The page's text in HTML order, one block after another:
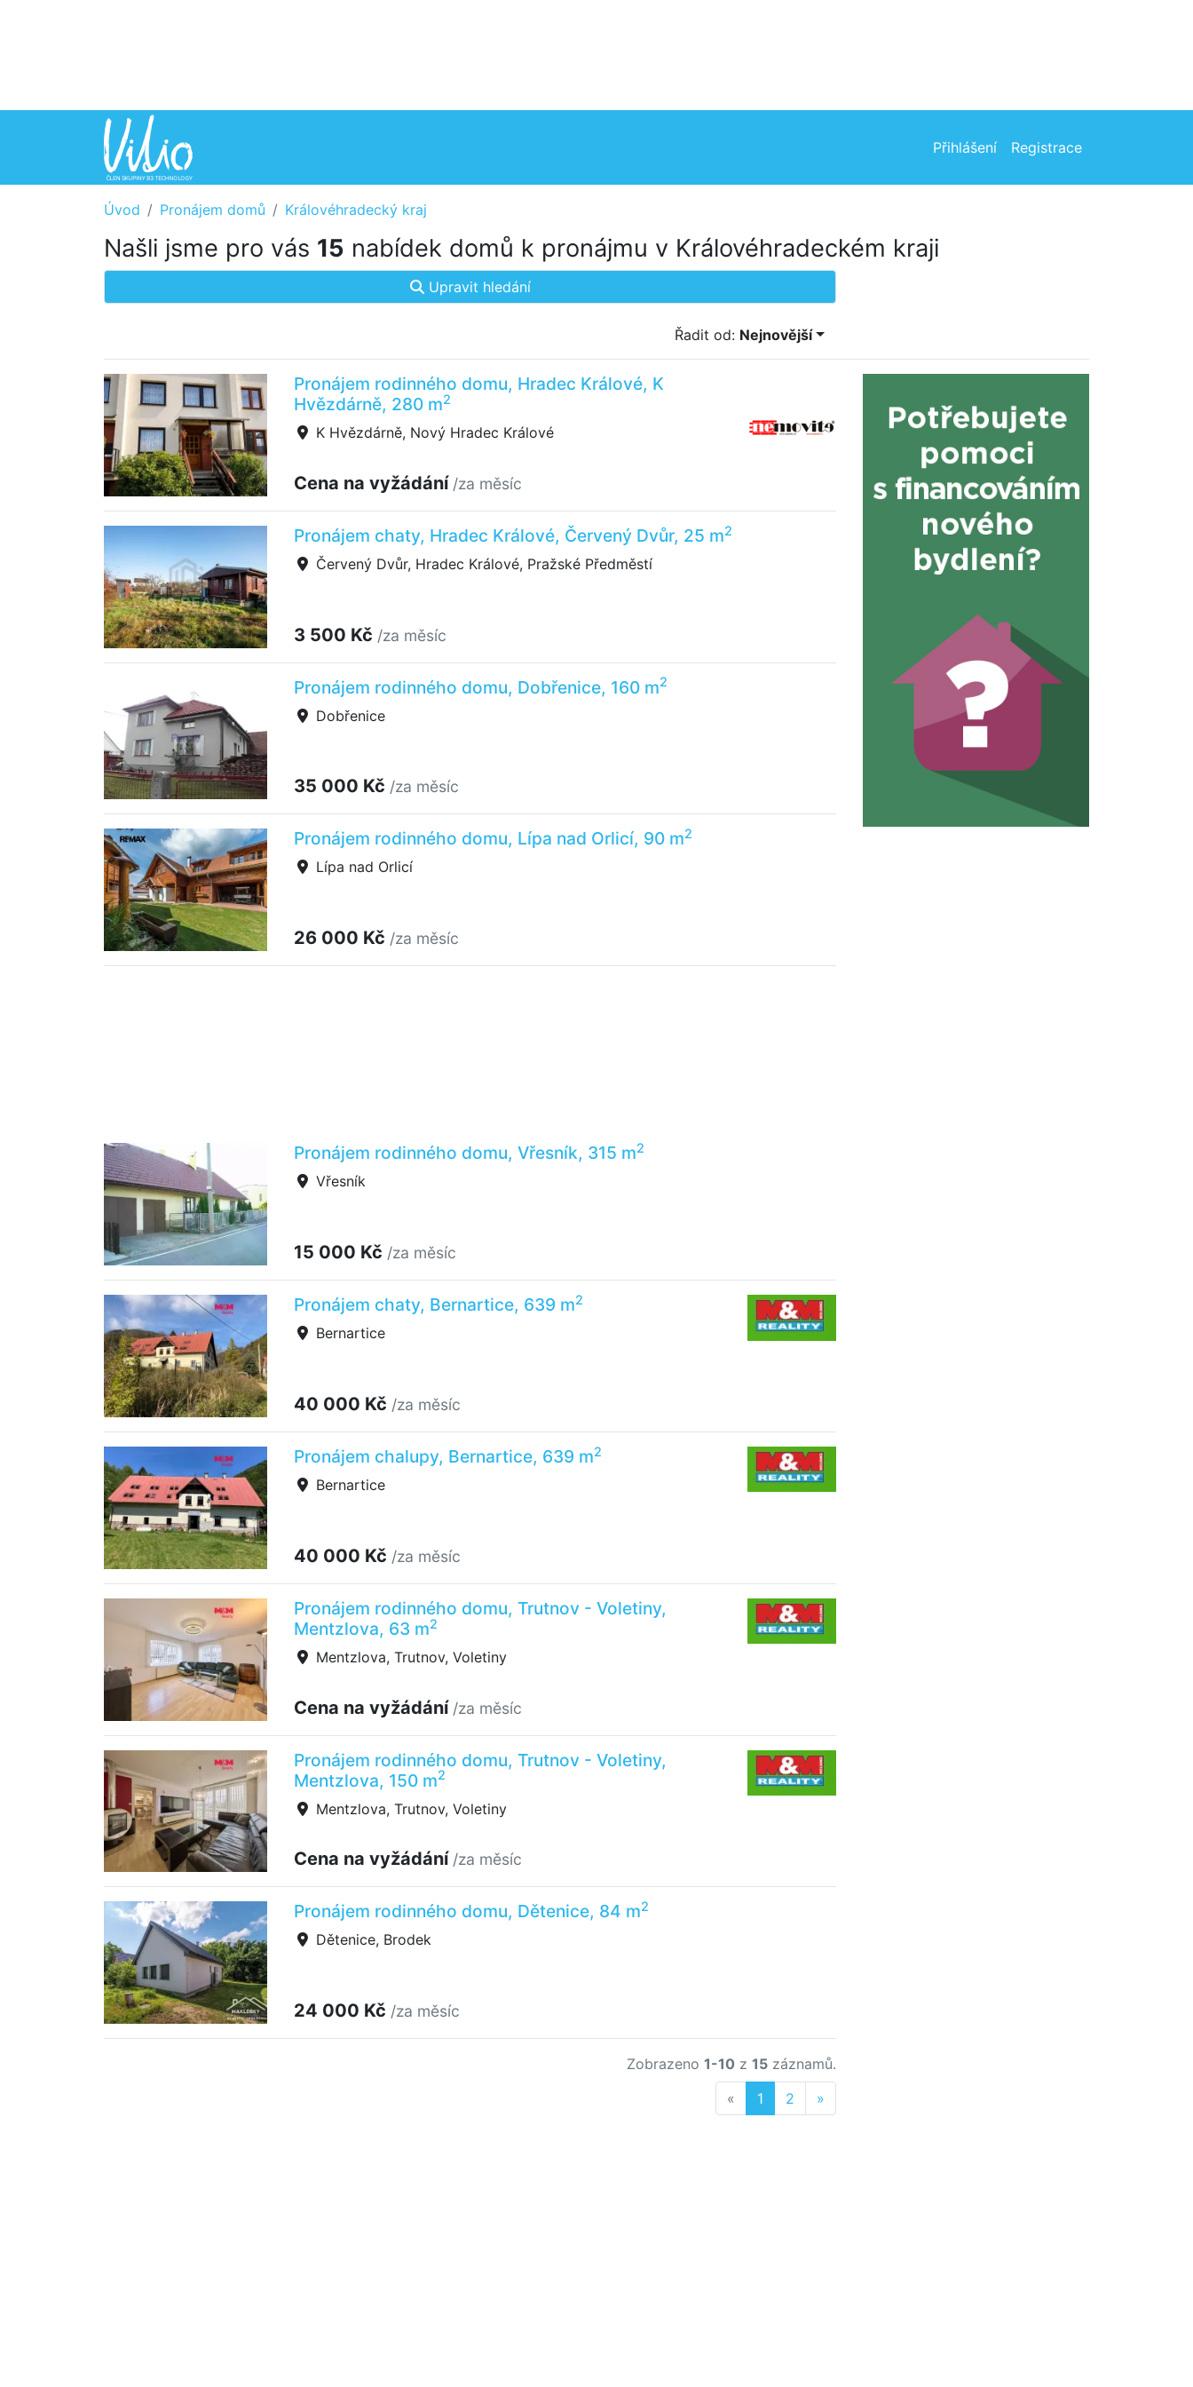
Přihlášení Registrace
Úvod Pronájem domů Královéhradecký kraj
Našli jsme pro vás 15 nabídek domů k pronájmu v Královéhradeckém kraji
Upravit hledání
Řadit od: Nejnovější
Pronájem rodinného domu, Hradec Králové, K
Hvězdárně, 280 m2
K Hvězdárně, Nový Hradec Králové
Cena na vyžádání /za měsíc
Pronájem chaty, Hradec Králové, Červený Dvůr, 25 m2
Červený Dvůr, Hradec Králové, Pražské Předměstí
3 500 Kč /za měsíc
Pronájem rodinného domu, Dobřenice, 160 m2
Dobřenice
35 000 Kč /za měsíc
Pronájem rodinného domu, Lípa nad Orlicí, 90 m2
Lípa nad Orlicí
26 000 Kč /za měsíc
Pronájem rodinného domu, Vřesník, 315 m2
Vřesník
15 000 Kč /za měsíc
Pronájem chaty, Bernartice, 639 m2
Bernartice
40 000 Kč /za měsíc
Pronájem chalupy, Bernartice, 639 m2
Bernartice
40 000 Kč /za měsíc
Pronájem rodinného domu, Trutnov - Voletiny,
Mentzlova, 63 m2
Mentzlova, Trutnov, Voletiny
Cena na vyžádání /za měsíc
Pronájem rodinného domu, Trutnov - Voletiny,
Mentzlova, 150 m2
Mentzlova, Trutnov, Voletiny
Cena na vyžádání /za měsíc
Pronájem rodinného domu, Dětenice, 84 m2
Dětenice, Brodek
24 000 Kč /za měsíc
Zobrazeno 1-10 z 15 záznamů.
« Previous
1 2 »